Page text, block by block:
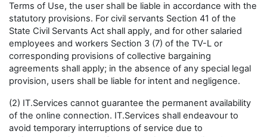
Terms of Use, the user shall be liable in accordance with the
statutory provisions. For civil servants Section 41 of the
State Civil Servants Act shall apply, and for other salaried
employees and workers Section 3 (7) of the TV-L or
corresponding provisions of collective bargaining
agreements shall apply; in the absence of any special legal
provision, users shall be liable for intent and negligence.
(2) IT.Services cannot guarantee the permanent availability
of the online connection. IT.Services shall endeavour to
avoid temporary interruptions of service due to